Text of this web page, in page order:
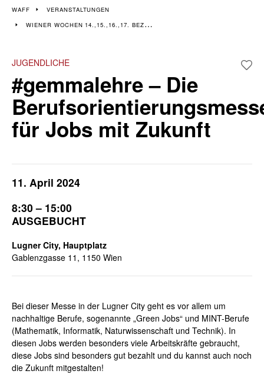
Veranstaltungen im 14.,
Wiener Wochen für Beruf und Weiterbildung I 8. April - 19. April
WAFF
VERANSTALTUNGEN
WIENER WOCHEN 14.,15.,16.,17. BEZIRK
JUGENDLICHE
#gemmalehre – Die
für Jobs mit Zukunft
11. April 2024
8:30 – 15:00
AUSGEBUCHT
Lugner City, Hauptplatz
Gablenzgasse 11, 1150 Wien
Bei dieser Messe in der Lugner City geht es vor allem um
nachhaltige Berufe, sogenannte „Green Jobs“ und MINT-Berufe
(Mathematik, Informatik, Naturwissenschaft und Technik). In
diesen Jobs werden besonders viele Arbeitskräfte gebraucht,
diese Jobs sind besonders gut bezahlt und du kannst auch noch
die Zukunft mitgestalten!